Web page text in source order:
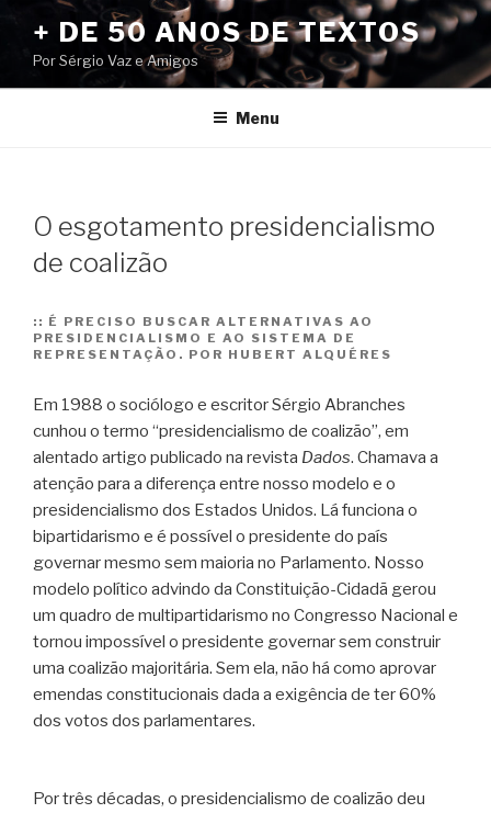
conteúdo
+ DE 50 ANOS DE TEXTOS
Por Sérgio Vaz e Amigos
Menu
O esgotamento presidencialismo
de coalizão
:: É PRECISO BUSCAR ALTERNATIVAS AO
PRESIDENCIALISMO E AO SISTEMA DE
REPRESENTAÇÃO. POR HUBERT ALQUÉRES
Em 1988 o sociólogo e escritor Sérgio Abranches
cunhou o termo “presidencialismo de coalizão”, em
alentado artigo publicado na revista Dados. Chamava a
atenção para a diferença entre nosso modelo e o
presidencialismo dos Estados Unidos. Lá funciona o
bipartidarismo e é possível o presidente do país
governar mesmo sem maioria no Parlamento. Nosso
modelo político advindo da Constituição-Cidadã gerou
um quadro de multipartidarismo no Congresso Nacional e
tornou impossível o presidente governar sem construir
uma coalizão majoritária. Sem ela, não há como aprovar
emendas constitucionais dada a exigência de ter 60%
dos votos dos parlamentares.
Por três décadas, o presidencialismo de coalizão deu